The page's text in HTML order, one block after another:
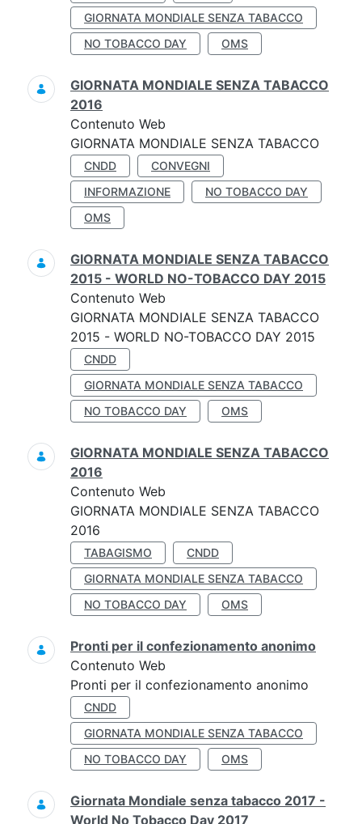
GIORNATA MONDIALE SENZA TABACCO
NO TOBACCO DAY
OMS
GIORNATA MONDIALE SENZA TABACCO
2016
Contenuto Web
GIORNATA MONDIALE SENZA TABACCO
CNDD
CONVEGNI
INFORMAZIONE
NO TOBACCO DAY
OMS
GIORNATA MONDIALE SENZA TABACCO
2015 - WORLD NO-TOBACCO DAY 2015
Contenuto Web
GIORNATA MONDIALE SENZA TABACCO
2015 - WORLD NO-TOBACCO DAY 2015
CNDD
GIORNATA MONDIALE SENZA TABACCO
NO TOBACCO DAY
OMS
GIORNATA MONDIALE SENZA TABACCO
2016
Contenuto Web
GIORNATA MONDIALE SENZA TABACCO
2016
TABAGISMO
CNDD
GIORNATA MONDIALE SENZA TABACCO
NO TOBACCO DAY
OMS
Pronti per il confezionamento anonimo
Contenuto Web
Pronti per il confezionamento anonimo
CNDD
GIORNATA MONDIALE SENZA TABACCO
NO TOBACCO DAY
OMS
Giornata Mondiale senza tabacco 2017 -
World No Tobacco Day 2017